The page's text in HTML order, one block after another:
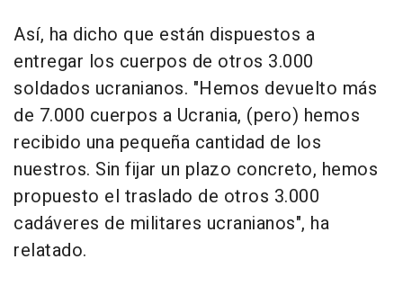
Así, ha dicho que están dispuestos a
entregar los cuerpos de otros 3.000
soldados ucranianos. "Hemos devuelto más
de 7.000 cuerpos a Ucrania, (pero) hemos
recibido una pequeña cantidad de los
nuestros. Sin fijar un plazo concreto, hemos
propuesto el traslado de otros 3.000
cadáveres de militares ucranianos", ha
relatado.